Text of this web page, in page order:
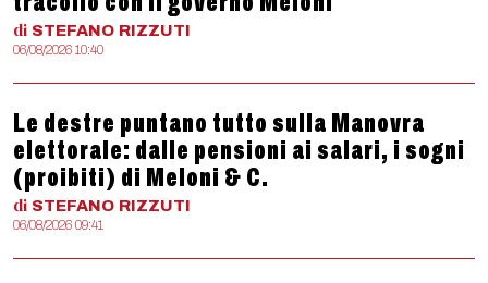
di STEFANO RIZZUTI
06/08/2026 10:40
Le destre puntano tutto sulla Manovra
elettorale: dalle pensioni ai salari, i sogni
(proibiti) di Meloni & C.
di STEFANO RIZZUTI
06/08/2026 09:41